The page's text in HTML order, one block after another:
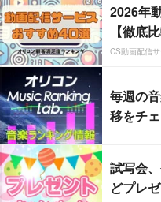
2026年
【徹底
CS動画配信
毎週の
移をチ
試写会
どプレ